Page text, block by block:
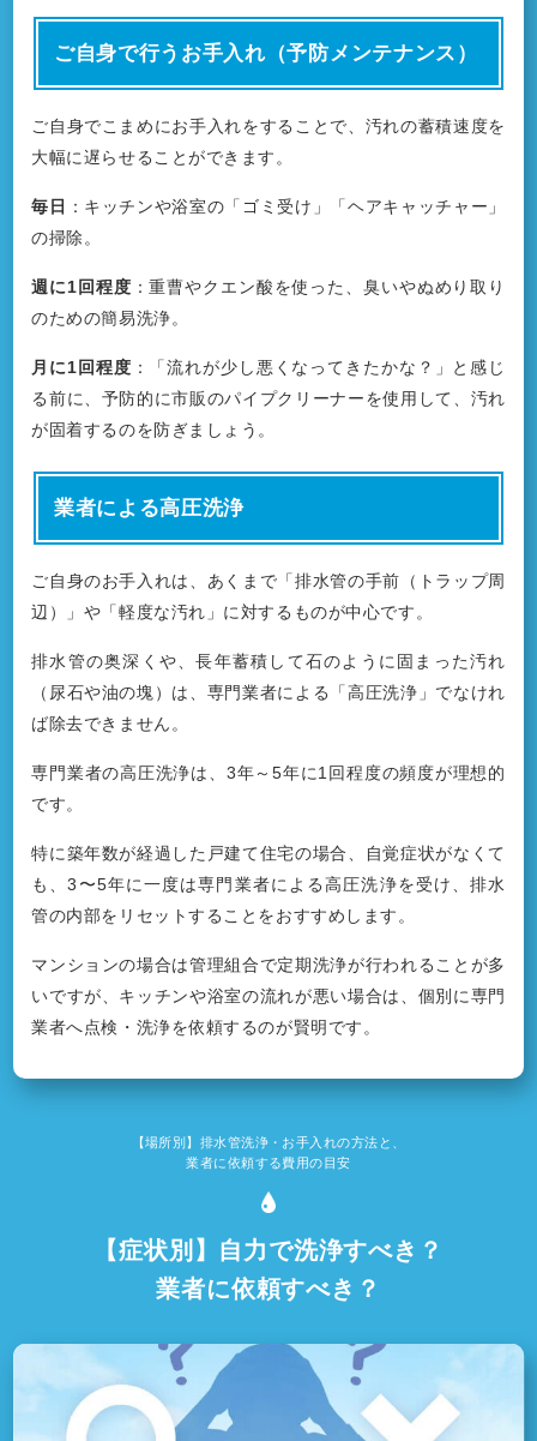
ご自身で行うお手入れ（予防メンテナンス）
ご自身でこまめにお手入れをすることで、汚れの蓄積速度を
大幅に遅らせることができます。
毎日
：キッチンや浴室の「ゴミ受け」「ヘアキャッチャー」
の掃除。
週に1回程度 ：重曹やクエン酸を使った、臭いやぬめり取り
のための簡易洗浄。
月に1回程度 ：「流れが少し悪くなってきたかな？」と感じ
る前に、予防的に市販のパイプクリーナーを使用して、汚れ
が固着するのを防ぎましょう。
業者による高圧洗浄
ご自身のお手入れは、あくまで「排水管の手前（トラップ周
辺）」や「軽度な汚れ」に対するものが中心です。
排水管の奥深くや、長年蓄積して石のように固まった汚れ
（尿石や油の塊）は、専門業者による「高圧洗浄」でなけれ
ば除去できません。
専門業者の高圧洗浄は、3年～5年に1回程度の頻度が理想的
です。
特に築年数が経過した戸建て住宅の場合、自覚症状がなくて
も、3〜5年に一度は専門業者による高圧洗浄を受け、排水
管の内部をリセットすることをおすすめします。
マンションの場合は管理組合で定期洗浄が行われることが多
いですが、キッチンや浴室の流れが悪い場合は、個別に専門
業者へ点検・洗浄を依頼するのが賢明です。
【場所別】排水管洗浄・お手入れの方法と、
業者に依頼する費用の目安
【症状別】自力で洗浄すべき？
業者に依頼すべき？